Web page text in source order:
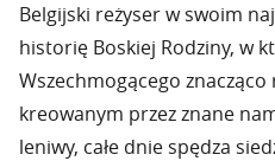
Belgijski reżyser w swoim
historię Boskiej Rodziny, w
Wszechmogącego
kreowanym przez znane
leniwy, całe dnie spędza